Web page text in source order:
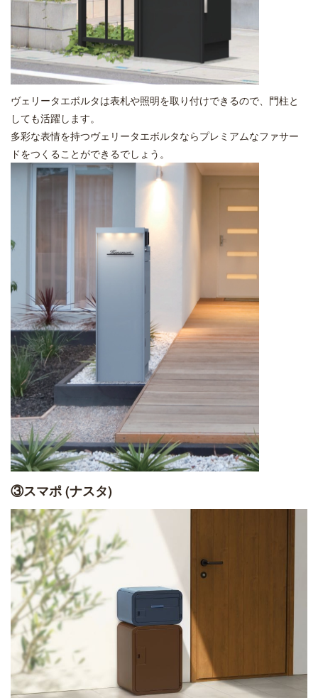
ヴェリータエボルタは表札や照明を取り付けできるので、門柱と
しても活躍します。
多彩な表情を持つヴェリータエボルタならプレミアムなファサー
ドをつくることができるでしょう。
③スマポ (ナスタ)